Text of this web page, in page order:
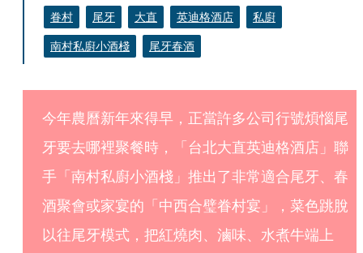
眷村 尾牙 大直 英迪格酒店
私廚
南村私廚小酒棧
尾牙春酒
今年農曆新年來得早，正當許多公司行號煩惱尾
牙要去哪裡聚餐時，「台北大直英迪格酒店」聯
手「南村私廚小酒棧」推出了非常適合尾牙、春
酒聚會或家宴的「中西合璧眷村宴」，菜色跳脫
以往尾牙模式，把紅燒肉、滷味、水煮牛端上